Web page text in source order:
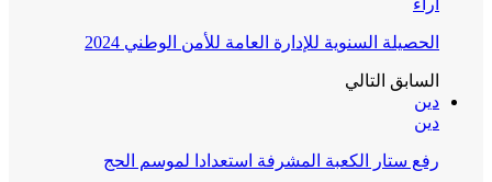
آراء
الحصيلة السنوية للإدارة العامة للأمن الوطني 2024
السابق التالي
دين
دين
رفع ستار الكعبة المشرفة استعدادا لموسم الحج